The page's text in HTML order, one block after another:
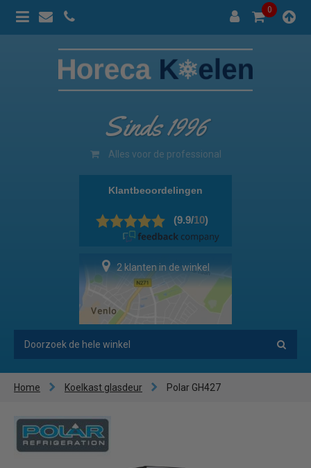
0
Sinds 1996
100% prijsgarantie
2 klanten in de winkel
Home Koelkast glasdeur Polar GH427